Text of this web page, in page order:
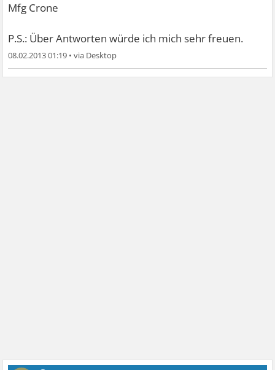
Mfg Crone
P.S.: Über Antworten würde ich mich sehr freuen.
08.02.2013 01:19 •